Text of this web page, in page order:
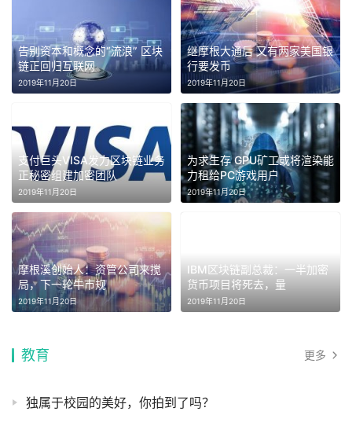
告别资本和概念的“流浪” 区块
链正回归互联网
2019年11月20日
继摩根大通后 又有两家美国银
行要发币
2019年11月20日
支付巨头VISA发力区块链业务
正秘密组建加密团队
2019年11月20日
为求生存 GPU矿工或将渲染能
力租给PC游戏用户
2019年11月20日
摩根溪创始人：资管公司来搅
局，下一轮牛市规
2019年11月20日
IBM区块链副总裁：一半加密
货币项目将死去，量
2019年11月20日
教育 更多
独属于校园的美好，你拍到了吗？